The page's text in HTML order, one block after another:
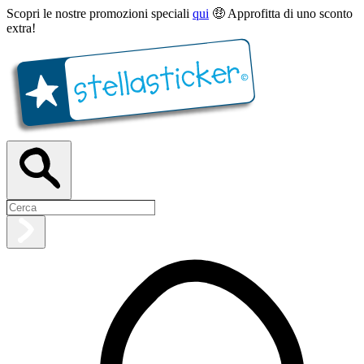
Scopri le nostre promozioni speciali qui 🤑 Approfitta di uno sconto
extra!